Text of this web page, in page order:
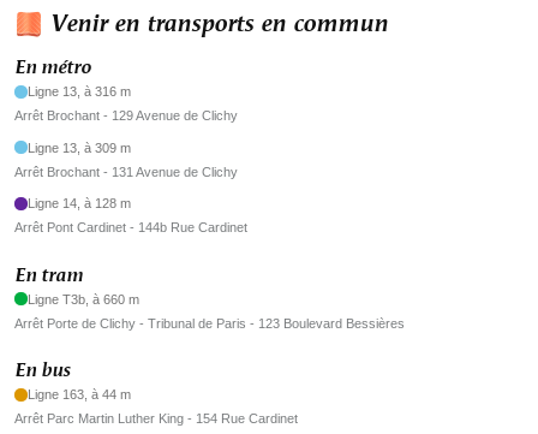
Venir en transports en commun
En métro
Ligne 13, à 316 m
Arrêt Brochant - 129 Avenue de Clichy
Ligne 13, à 309 m
Arrêt Brochant - 131 Avenue de Clichy
Ligne 14, à 128 m
Arrêt Pont Cardinet - 144b Rue Cardinet
En tram
Ligne T3b, à 660 m
Arrêt Porte de Clichy - Tribunal de Paris - 123 Boulevard Bessières
En bus
Ligne 163, à 44 m
Arrêt Parc Martin Luther King - 154 Rue Cardinet